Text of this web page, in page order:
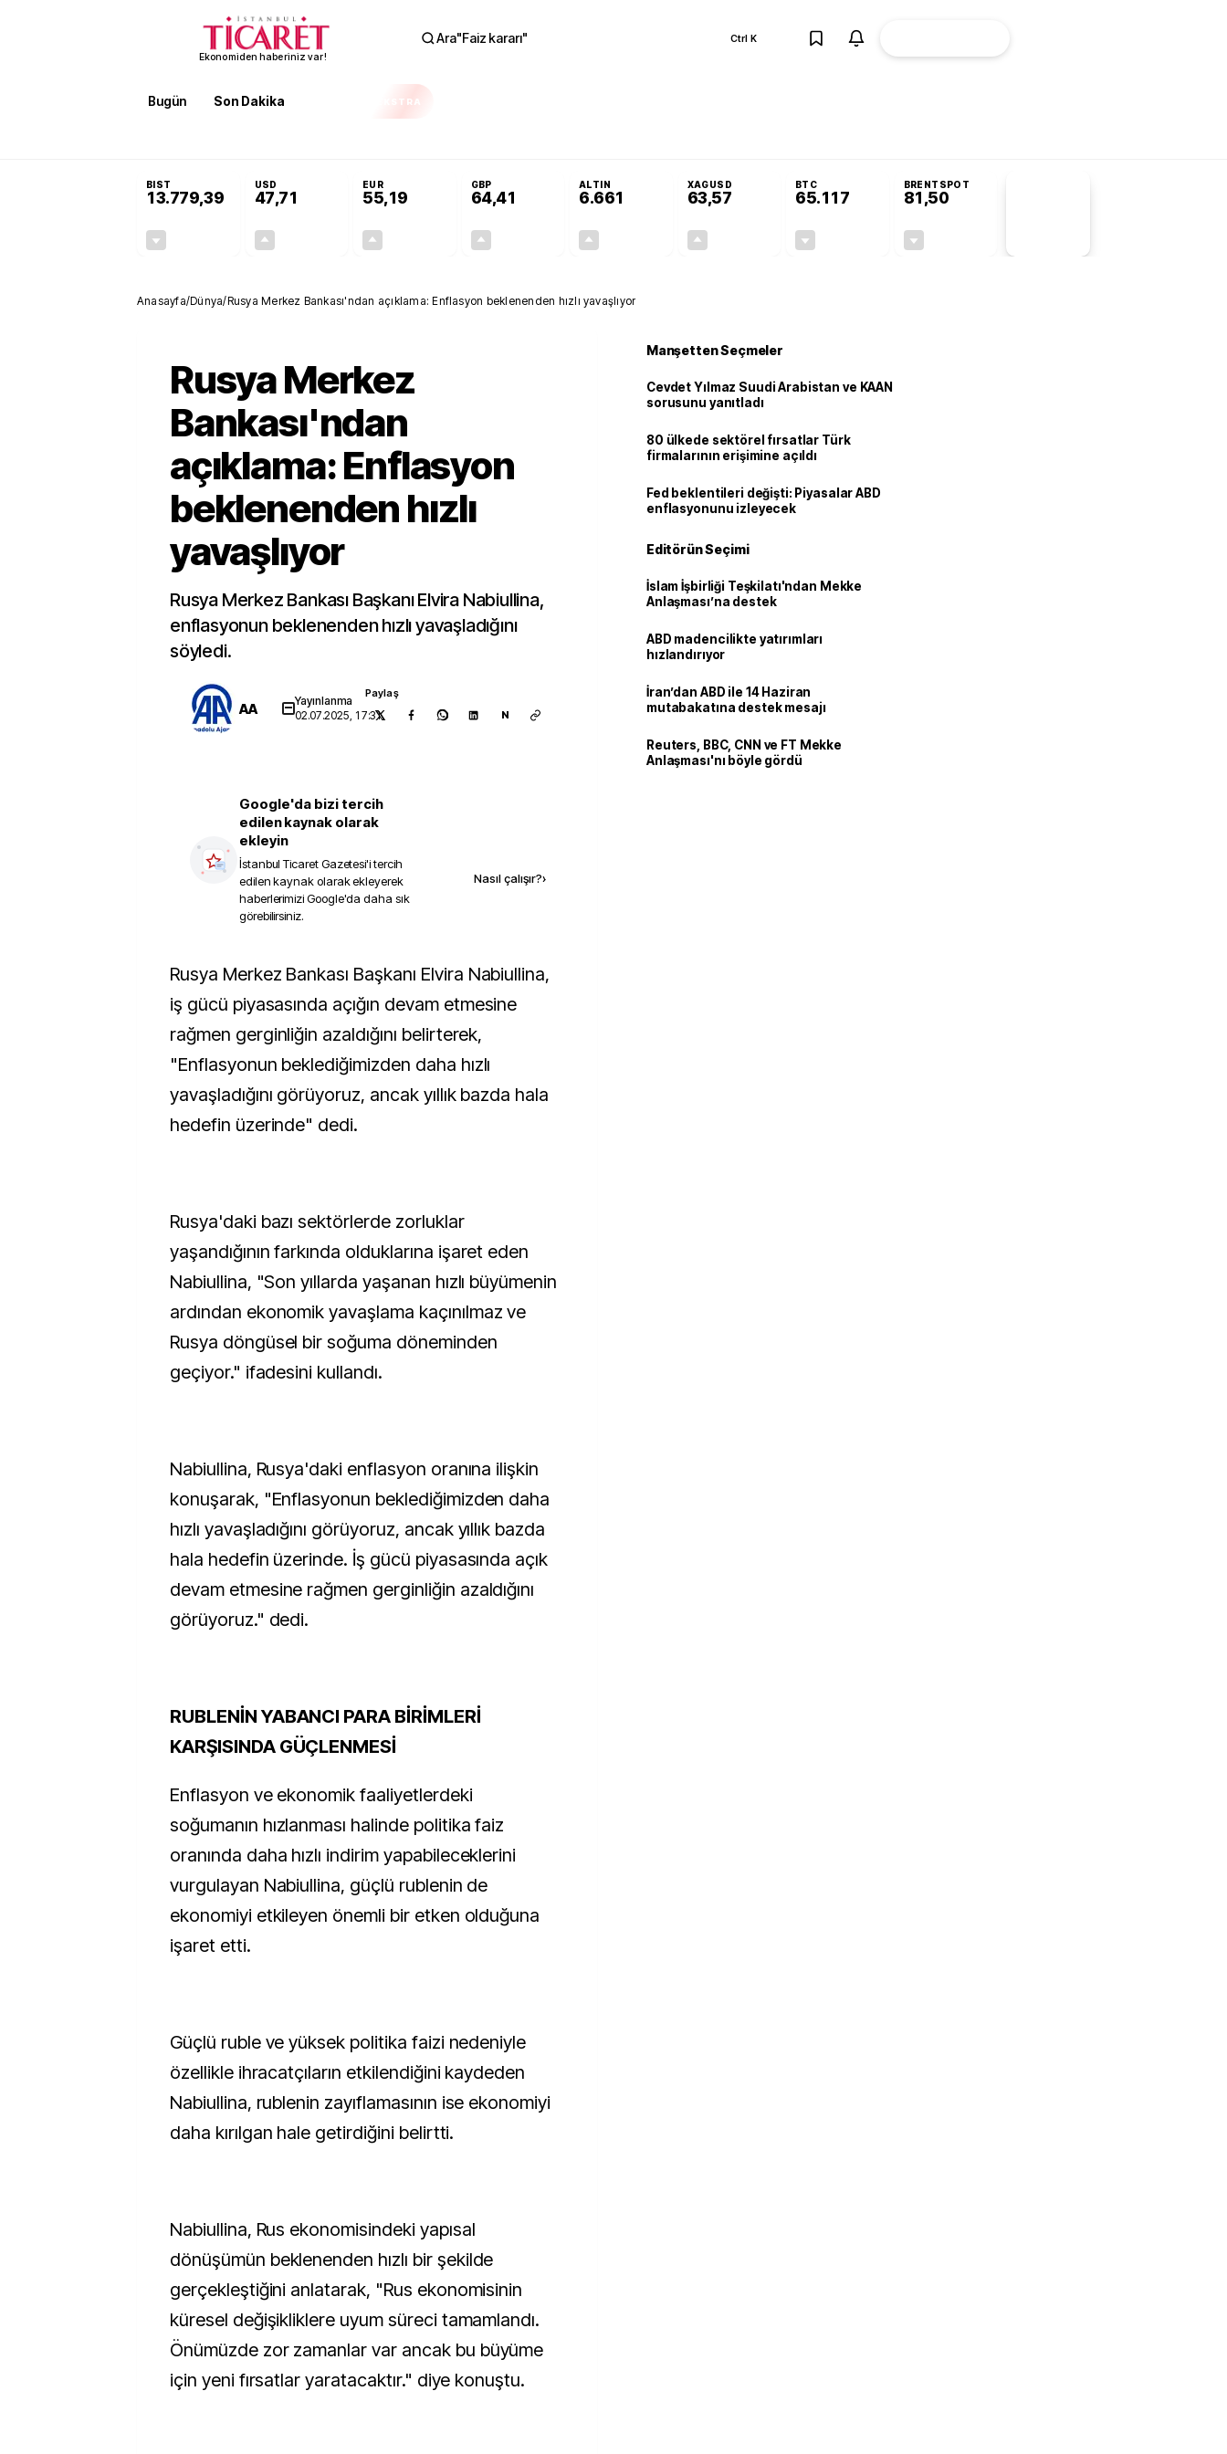
Ekonomiden haberiniz var!
Ara"Faiz kararı" Ctrl K
Bugün Son Dakika EKSTRA
BIST
13.779,39
USD
47,71
EUR
55,19
GBP
64,41
ALTIN
6.661
XAGUSD
63,57
BTC
65.117
BRENTSPOT
81,50
Anasayfa/Dünya/Rusya Merkez Bankası'ndan açıklama: Enflasyon beklenenden hızlı yavaşlıyor
Rusya Merkez
Bankası'ndan
açıklama: Enflasyon
beklenenden hızlı
yavaşlıyor
Rusya Merkez Bankası Başkanı Elvira Nabiullina,
enflasyonun beklenenden hızlı yavaşladığını
söyledi.
AA
Yayınlanma
02.07.2025, 17:31
Paylaş
N
Google'da bizi tercih
edilen kaynak olarak
ekleyin
İstanbul Ticaret Gazetesi'i tercih
edilen kaynak olarak ekleyerek
haberlerimizi Google'da daha sık
görebilirsiniz.
Nasıl çalışır?›
Rusya Merkez Bankası Başkanı Elvira Nabiullina,
iş gücü piyasasında açığın devam etmesine
rağmen gerginliğin azaldığını belirterek,
"Enflasyonun beklediğimizden daha hızlı
yavaşladığını görüyoruz, ancak yıllık bazda hala
hedefin üzerinde" dedi.
Rusya'daki bazı sektörlerde zorluklar
yaşandığının farkında olduklarına işaret eden
Nabiullina, "Son yıllarda yaşanan hızlı büyümenin
ardından ekonomik yavaşlama kaçınılmaz ve
Rusya döngüsel bir soğuma döneminden
geçiyor." ifadesini kullandı.
Nabiullina, Rusya'daki enflasyon oranına ilişkin
konuşarak, "Enflasyonun beklediğimizden daha
hızlı yavaşladığını görüyoruz, ancak yıllık bazda
hala hedefin üzerinde. İş gücü piyasasında açık
devam etmesine rağmen gerginliğin azaldığını
görüyoruz." dedi.
RUBLENİN YABANCI PARA BİRİMLERİ
KARŞISINDA GÜÇLENMESİ
Enflasyon ve ekonomik faaliyetlerdeki
soğumanın hızlanması halinde politika faiz
oranında daha hızlı indirim yapabileceklerini
vurgulayan Nabiullina, güçlü rublenin de
ekonomiyi etkileyen önemli bir etken olduğuna
işaret etti.
Güçlü ruble ve yüksek politika faizi nedeniyle
özellikle ihracatçıların etkilendiğini kaydeden
Nabiullina, rublenin zayıflamasının ise ekonomiyi
daha kırılgan hale getirdiğini belirtti.
Nabiullina, Rus ekonomisindeki yapısal
dönüşümün beklenenden hızlı bir şekilde
gerçekleştiğini anlatarak, "Rus ekonomisinin
küresel değişikliklere uyum süreci tamamlandı.
Önümüzde zor zamanlar var ancak bu büyüme
için yeni fırsatlar yaratacaktır." diye konuştu.
Manşetten Seçmeler
Cevdet Yılmaz Suudi Arabistan ve KAAN
sorusunu yanıtladı
80 ülkede sektörel fırsatlar Türk
firmalarının erişimine açıldı
Fed beklentileri değişti: Piyasalar ABD
enflasyonunu izleyecek
Editörün Seçimi
İslam İşbirliği Teşkilatı'ndan Mekke
Anlaşması’na destek
ABD madencilikte yatırımları
hızlandırıyor
İran’dan ABD ile 14 Haziran
mutabakatına destek mesajı
Reuters, BBC, CNN ve FT Mekke
Anlaşması'nı böyle gördü